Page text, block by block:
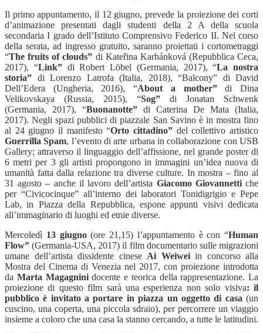
Il primo appuntamento, il 12 giugno, prevede la proiezione dei corti
d’animazione presentati dagli studenti della 2 A della scuola
secondaria I grado dell’Istituto Comprensivo Federico II. Nel corso
della serata, ad ingresso gratuito, saranno proiettati i cortometraggi
“The fruits of clouds” di Kateřina Karhánková (Repubblica Ceca,
2017), “Link”di Robert Löbel (Germania, 2017), “La nostra
storia” di Lorenzo Latrofa (Italia, 2018), “Balcony” di David
Dell’Edera (Ungheria, 2016), “About a mother”di Dina
Velikovskaya (Russia, 2015), “Sog” di Jonatan Schwenk
(Germania, 2017), “Buonanotte” di Caterina De Mata (Italia,
2017). Negli spazi pubblici di piazzale San Savino è in mostra fino
al 24 giugno il manifesto “Orto cittadino” del collettivo artistico
Guerrilla Spam, l’evento di arte urbana in collaborazione con USB
Gallery; attraverso il linguaggio dell’affissione, nel grande poster di
6 metri per 3 gli artisti propongono in immagini un’idea nuova di
umanità fatta dalla relazione tra diverse culture. In mostra – fino al
31 agosto – anche il lavoro dell’artista Giacomo Giovannettiche
per “Civicocinque” all’interno dei laboratori Tonidigrigio e Pepe
Lab, in Piazza della Repubblica, espone appunti visivi dedicata
all’immaginario di luoghi ed etnie diverse.
Mercoledì 13 giugno(ore 21,15) l’appuntamento è con “Human
Flow” (Germania-USA, 2017) il film documentario sulle migrazioni
umane dell’artista dissidente cinese Ai Weiweiin concorso alla
Mostra del Cinema di Venezia nel 2017, con proiezione introdotta
da Marta Magagninidocente e teorica della rappresentazione. La
proiezione di questo film sarà una esperienza non solo visiva: il
pubblico è invitato a portare in piazza un oggetto di casa (un
cuscino, una coperta, una piccola sdraio), per percorrere un viaggio
insieme a coloro che una casa la stanno cercando, a tutte le latitudini.